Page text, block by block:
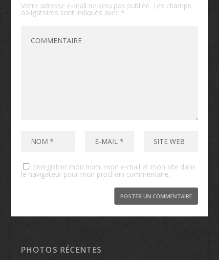
Votre adresse e-mail ne sera pas publiée. Les champs
obligatoires sont indiqués avec *
Enregistrer mon nom, mon e-mail et mon site dans
le navigateur pour mon prochain commentaire.
PHOTOS RÉCENTES